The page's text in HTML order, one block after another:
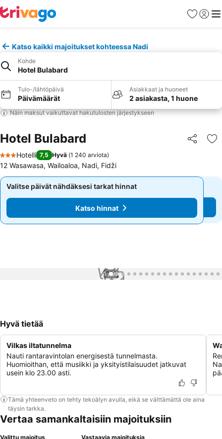
Suosikit
Katso kaikki majoitukset kohteessa Nadi
Kohde
Hotel Bulabard
Tulo-/lähtöpäivä
Päivämäärät
Asiakkaat ja huoneet
2 asiakasta, 1 huone
Näin maksut vaikuttavat hakutulosten järjestykseen
Hotel Bulabard Jaa
3 Tähtiluokitus
Hotelli 7,5 Hyvä (1 240 arviota)
12 Wasawasa, Wailoaloa, Nadi, Fidži
Valitse päivät nähdäksesi tarkat hinnat
Katso hinnat
Valitse päivät nähdäksesi tarkat hinnat
Katso hinnat
1 / 99
Hyvä tietää
Vilkas iltatunnelma
Nauti rantaravintolan energisestä tunnelmasta.
Huomioithan, että musiikki ja yksityistilaisuudet jatkuvat
usein klo 23.00 asti.
Tämä yhteenveto on tehty tekoälyn avulla, eikä se välttämättä ole aina
täysin tarkka.
Vertaa samankaltaisiin majoituksiin
Valittu majoitus Vastaavia majoituksia